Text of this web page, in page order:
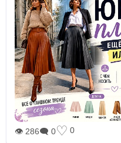
👁 286🗨 0♡ 0